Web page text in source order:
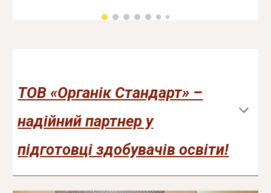
ТОВ «Органік Cтандарт» –
надійний партнер у
підготовці здобувачів освіти!